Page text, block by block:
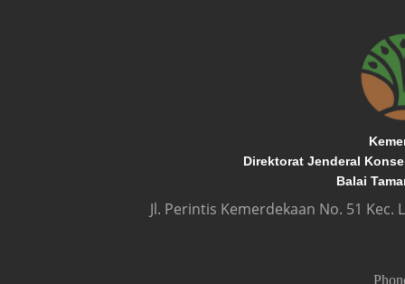
Direktorat Jenderal
Balai
Jl. Perintis Kemerdekaan No. 51